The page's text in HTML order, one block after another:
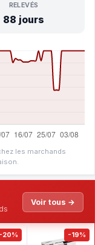
RELEVÉS
88 jours
les marchands
Voir tous →
-20% -19%